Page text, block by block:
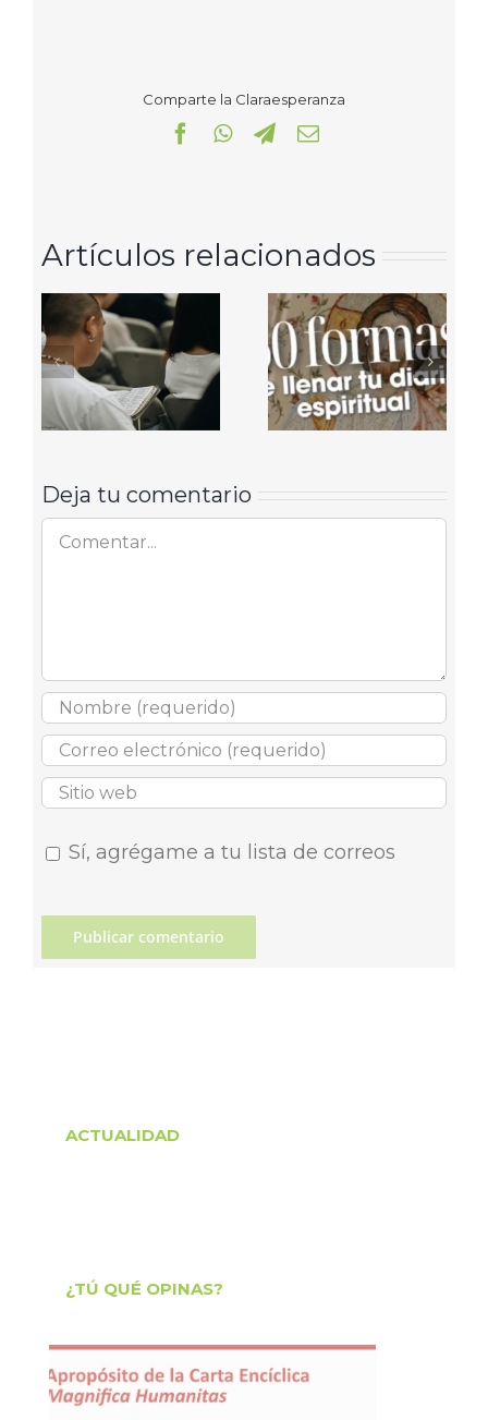
Comparte la Claraesperanza
Facebook
WhatsApp
Telegram
Correo
Artículos relacionados
Deja tu comentario
Comentar
Sí, agrégame a tu lista de correos
ACTUALIDAD
¿TÚ QUÉ OPINAS?